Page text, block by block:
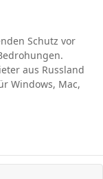
Schutz vor
aus Russland
Windows, Mac,